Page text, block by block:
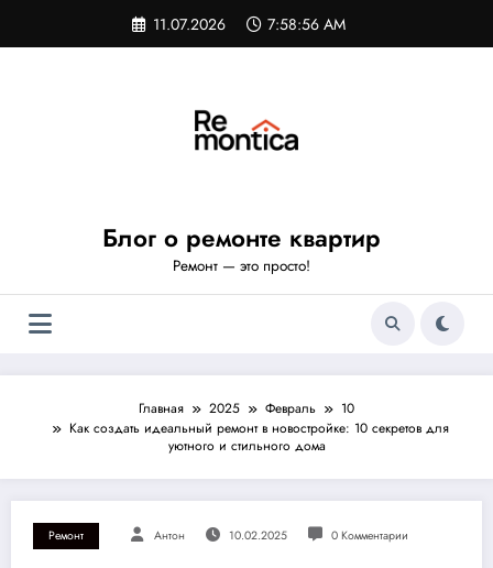
содержимому
11.07.2026 7:58:57 AM
Блог о ремонте квартир
Ремонт — это просто!
Главная 2025 Февраль
10
Как создать идеальный ремонт в новостройке: 10 секретов для
уютного и стильного дома
Ремонт Антон 10.02.2025 0 Комментарии